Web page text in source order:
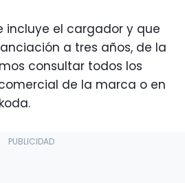
incluye el cargador y que
a tres años, de la
consultar todos los
de la marca o en